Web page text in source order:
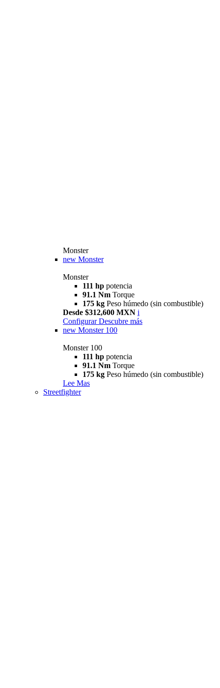
Monster
new Monster
Monster
111 hp potencia
91.1 Nm Torque
175 kg Peso húmedo (sin combustible)
Desde $312,600 MXN i
Configurar Descubre más
new Monster 100
Monster 100
111 hp potencia
91.1 Nm Torque
175 kg Peso húmedo (sin combustible)
Lee Mas
Streetfighter